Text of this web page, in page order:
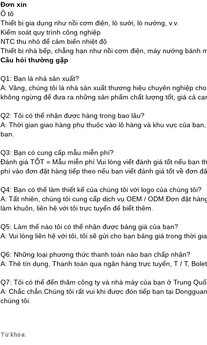
Đơn xin
Ô tô
Thiết bị gia dụng như nồi cơm điện, lò sưởi, lò nướng, v.v.
Kiểm soát quy trình công nghiệp
NTC thu nhỏ để cảm biến nhiệt độ
Thiết bị nhà bếp, chẳng hạn như nồi cơm điện, máy nướng bánh
Câu hỏi thường gặp
Q1: Bạn là nhà sản xuất?
A: Vâng, chúng tôi là nhà sản xuất thương hiệu chuyên nghiệp
không ngừng để đưa ra những sản phẩm chất lượng tốt, giá cả
Q2: Tôi có thể nhận được hàng trong bao lâu?
A: Thời gian giao hàng phụ thuộc vào lô hàng và khu vực của
bạn.
Q3: Bạn có cung cấp mẫu miễn phí?
Đánh giá TỐT = Mẫu miễn phí Vui lòng viết đánh giá tốt nếu bạn
phí vào đơn đặt hàng tiếp theo nếu bạn viết đánh giá tốt về đơn
Q4: Bạn có thể làm thiết kế của chúng tôi với logo của chúng tôi?
A: Tất nhiên, chúng tôi cung cấp dịch vụ OEM / ODM.Đơn đặt
làm khuôn, liên hệ với tôi trực tuyến để biết thêm.
Q5: Làm thế nào tôi có thể nhận được bảng giá của bạn?
A: Vui lòng liên hệ với tôi, tôi sẽ gửi cho bạn bảng giá trong thời
Q6: Những loại phương thức thanh toán nào bạn chấp nhận?
A: Thẻ tín dụng, Thanh toán qua ngân hàng trực tuyến, T / T,
Q7: Tôi có thể đến thăm công ty và nhà máy của bạn ở Trung
A: Chắc chắn.Chúng tôi rất vui khi được đón tiếp bạn tại
chúng tôi.
Từ khóa: